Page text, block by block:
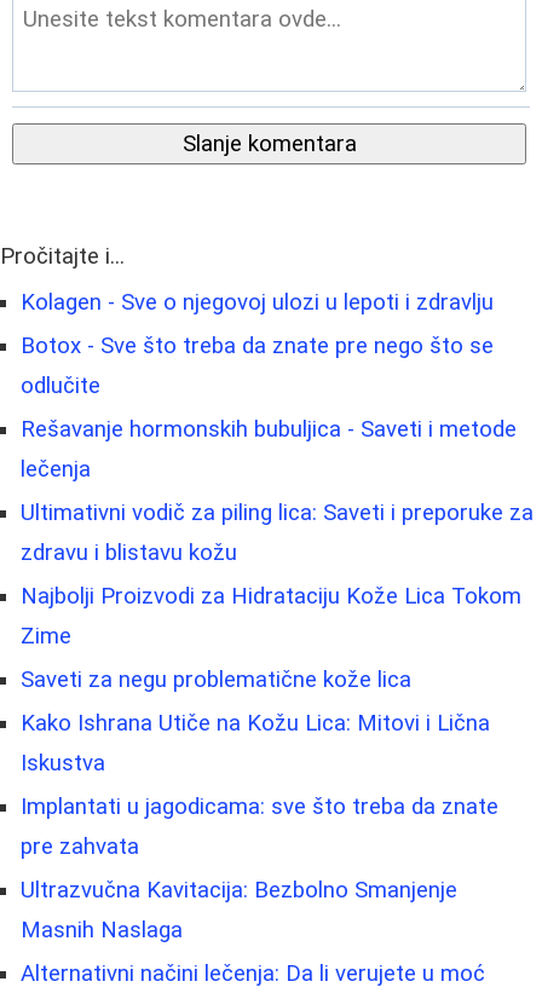
Slanje komentara
Pročitajte i...
Kolagen - Sve o njegovoj ulozi u lepoti i zdravlju
Botox - Sve što treba da znate pre nego što se
odlučite
Rešavanje hormonskih bubuljica - Saveti i metode
lečenja
Ultimativni vodič za piling lica: Saveti i preporuke za
zdravu i blistavu kožu
Najbolji Proizvodi za Hidrataciju Kože Lica Tokom
Zime
Saveti za negu problematične kože lica
Kako Ishrana Utiče na Kožu Lica: Mitovi i Lična
Iskustva
Implantati u jagodicama: sve što treba da znate
pre zahvata
Ultrazvučna Kavitacija: Bezbolno Smanjenje
Masnih Naslaga
Alternativni načini lečenja: Da li verujete u moć